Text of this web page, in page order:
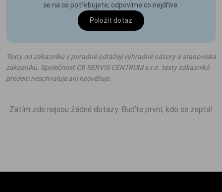
se na co potřebujete, odpovíme co nejdříve.
Položit dotaz
Texty od zákazníků v poradně odrážejí výhradně názory a stanoviska
zákazníků. Společnost CB SERVIS CENTRUM s.r.o. texty zákazníků
předem neschvaluje ani neověřuje.
Zatím zde nejsou žádné dotazy. Buďte první, kdo se zeptá!